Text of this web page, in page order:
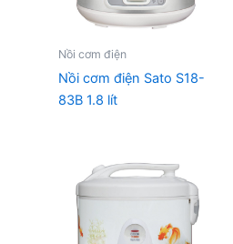
Nồi cơm điện
Nồi cơm điện Sato S18-
83B 1.8 lít